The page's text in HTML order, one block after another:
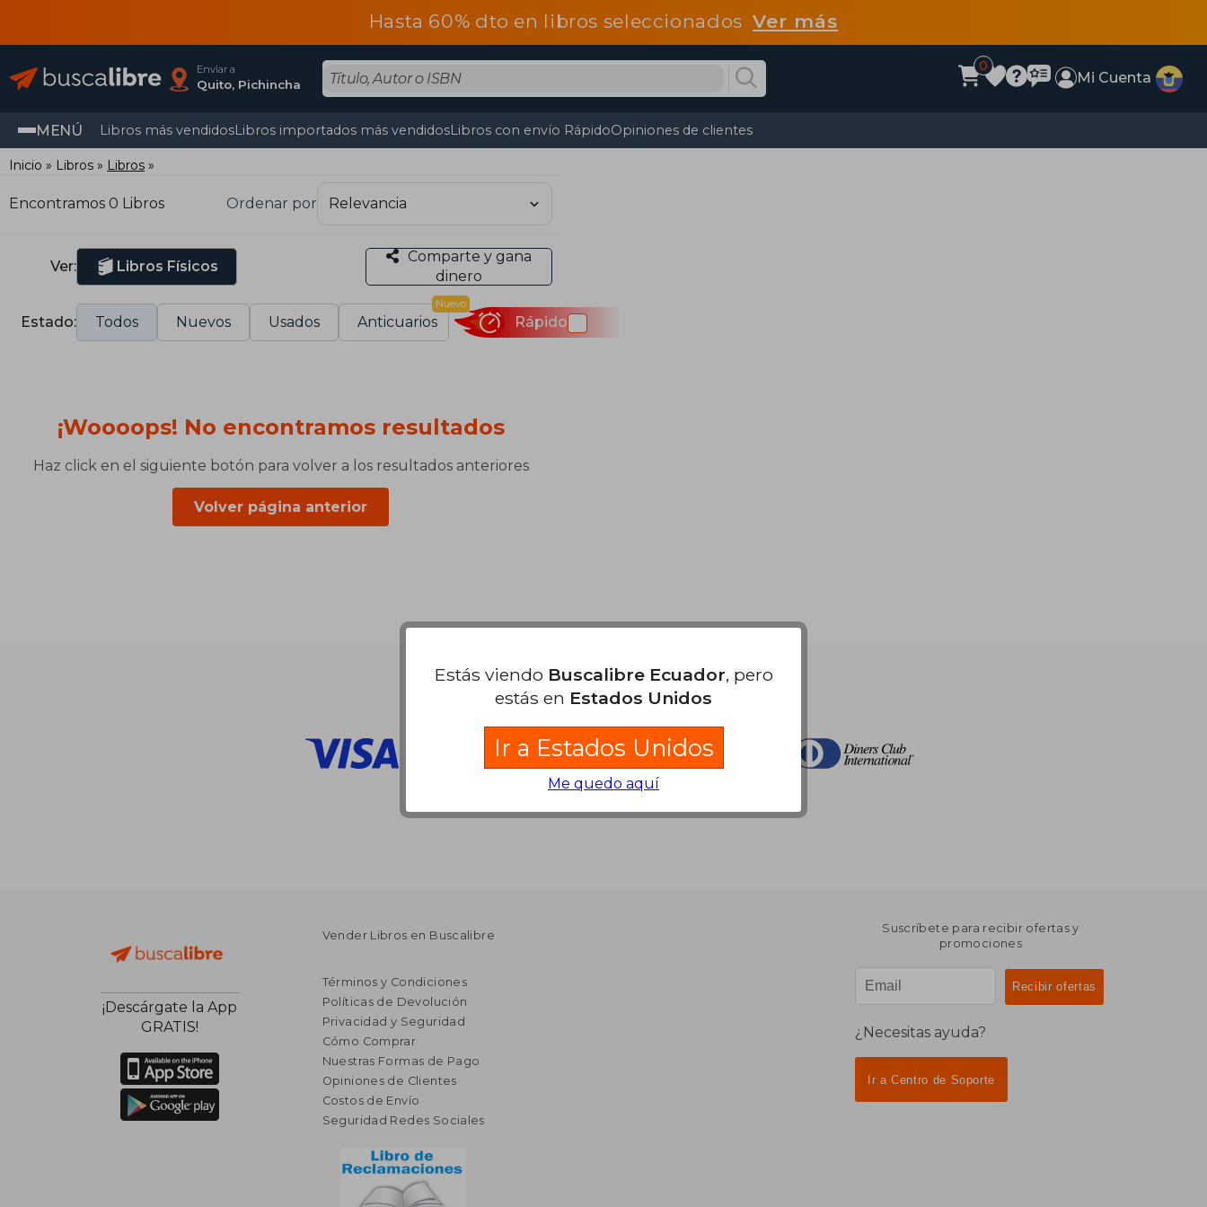
Hasta 60% dto en libros seleccionadosVer más
Enviar a
Quito, Pichincha
0
Mi Cuenta
MENÚ Libros más vendidosLibros importados más vendidosLibros con envío RápidoOpiniones de clientes
Inicio Libros Libros
Encontramos 0 Libros Ordenar por
Ver: Libros Físicos
Comparte y gana
dinero
Estado: Todos Nuevos Usados Anticuarios
Nuevo
Rápido
¡Woooops! No encontramos resultados
Haz click en el siguiente botón para volver a los resultados anteriores
Volver página anterior
Nuestras Formas de Pago
¡Descárgate la App
GRATIS!
Vender Libros en Buscalibre
Términos y Condiciones
Políticas de Devolución
Privacidad y Seguridad
Cómo Comprar
Nuestras Formas de Pago
Opiniones de Clientes
Costos de Envío
Seguridad Redes Sociales
Suscríbete para recibir ofertas y
promociones
¿Necesitas ayuda?
Ir a Centro de Soporte
Estás viendo Buscalibre Ecuador, pero
estás en Estados Unidos
Ir a Estados Unidos
Me quedo aquí